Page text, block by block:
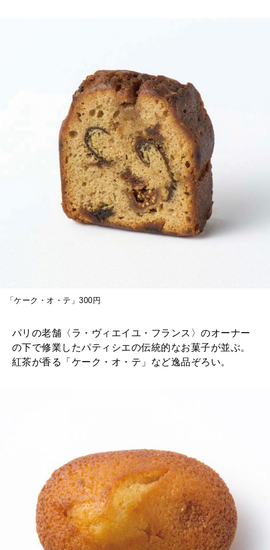
「ケーク・オ・テ」300円
パリの老舗〈ラ・ヴィエイユ・フランス〉のオーナー
の下で修業したパティシエの伝統的なお菓子が並ぶ。
紅茶が香る「ケーク・オ・テ」など逸品ぞろい。